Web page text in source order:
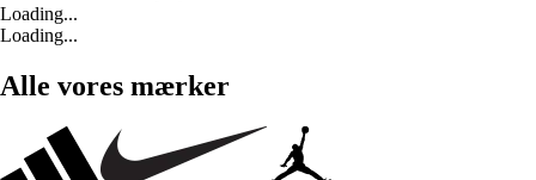
Loading...
Loading...
Alle vores mærker